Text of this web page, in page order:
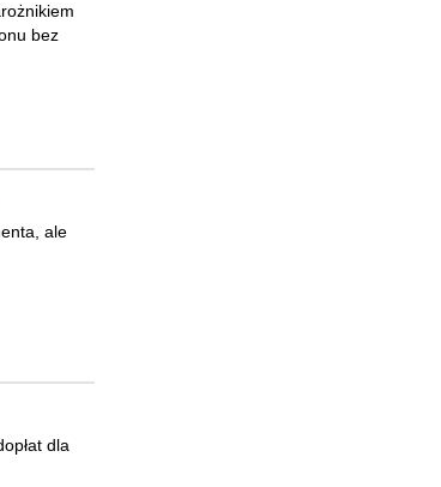
bez
ale
dla